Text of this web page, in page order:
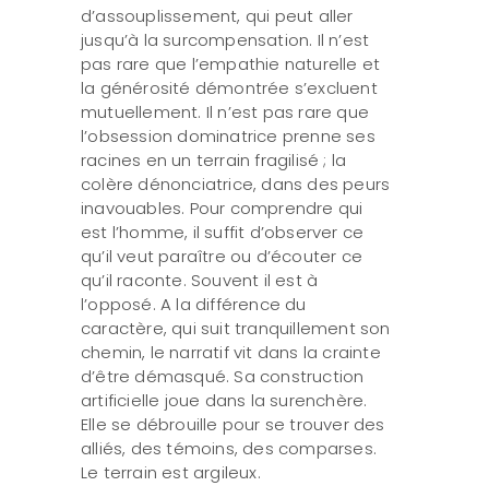
d’assouplissement, qui peut aller
jusqu’à la surcompensation. Il n’est
pas rare que l’empathie naturelle et
la générosité démontrée s’excluent
mutuellement. Il n’est pas rare que
l’obsession dominatrice prenne ses
racines en un terrain fragilisé ; la
colère dénonciatrice, dans des peurs
inavouables. Pour comprendre qui
est l’homme, il suffit d’observer ce
qu’il veut paraître ou d’écouter ce
qu’il raconte. Souvent il est à
l’opposé. A la différence du
caractère, qui suit tranquillement son
chemin, le narratif vit dans la crainte
d’être démasqué. Sa construction
artificielle joue dans la surenchère.
Elle se débrouille pour se trouver des
alliés, des témoins, des comparses.
Le terrain est argileux.